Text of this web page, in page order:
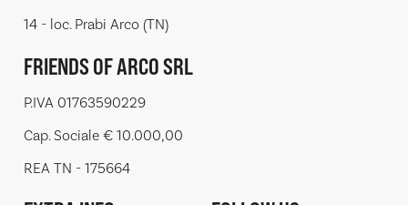
14 - loc. Prabi Arco (TN)
FRIENDS OF ARCO SRL
P.IVA 01763590229
Cap. Sociale € 10.000,00
REA TN - 175664